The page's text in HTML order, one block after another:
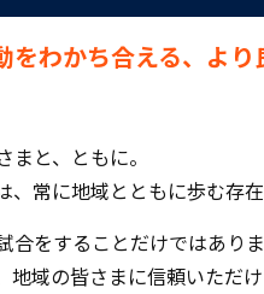
をわかち合える、よ
と、ともに。
、常に地域とともに歩む存
合をすることだけではあり
地域の皆さまに信頼いただ